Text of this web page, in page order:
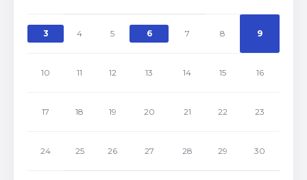
3 4 5 6 7 8 9
10 11 12 13 14 15 16
17 18 19 20 21 22 23
24 25 26 27 28 29 30